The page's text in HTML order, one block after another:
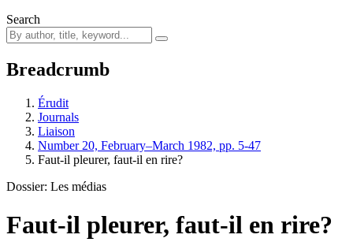
Search
Breadcrumb
Érudit
Journals
Liaison
Number 20, February–March 1982, pp. 5-47
Faut-il pleurer, faut-il en rire?
Dossier: Les médias
Faut-il pleurer, faut-il en rire?